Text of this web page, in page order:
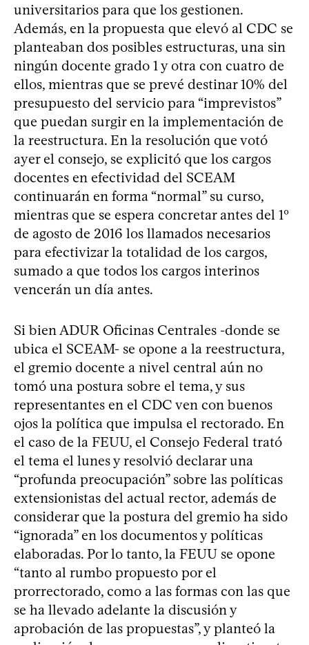
universitarios para que los gestionen.
Además, en la propuesta que elevó al CDC se
planteaban dos posibles estructuras, una sin
ningún docente grado 1 y otra con cuatro de
ellos, mientras que se prevé destinar 10% del
presupuesto del servicio para “imprevistos”
que puedan surgir en la implementación de
la reestructura. En la resolución que votó
ayer el consejo, se explicitó que los cargos
docentes en efectividad del SCEAM
continuarán en forma “normal” su curso,
mientras que se espera concretar antes del 1º
de agosto de 2016 los llamados necesarios
para efectivizar la totalidad de los cargos,
sumado a que todos los cargos interinos
vencerán un día antes.
Si bien ADUR Oficinas Centrales -donde se
ubica el SCEAM- se opone a la reestructura,
el gremio docente a nivel central aún no
tomó una postura sobre el tema, y sus
representantes en el CDC ven con buenos
ojos la política que impulsa el rectorado. En
el caso de la FEUU, el Consejo Federal trató
el tema el lunes y resolvió declarar una
“profunda preocupación” sobre las políticas
extensionistas del actual rector, además de
considerar que la postura del gremio ha sido
“ignorada” en los documentos y políticas
elaboradas. Por lo tanto, la FEUU se opone
“tanto al rumbo propuesto por el
prorrectorado, como a las formas con las que
se ha llevado adelante la discusión y
aprobación de las propuestas”, y planteó la